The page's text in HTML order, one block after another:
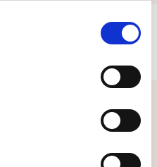
uutiset